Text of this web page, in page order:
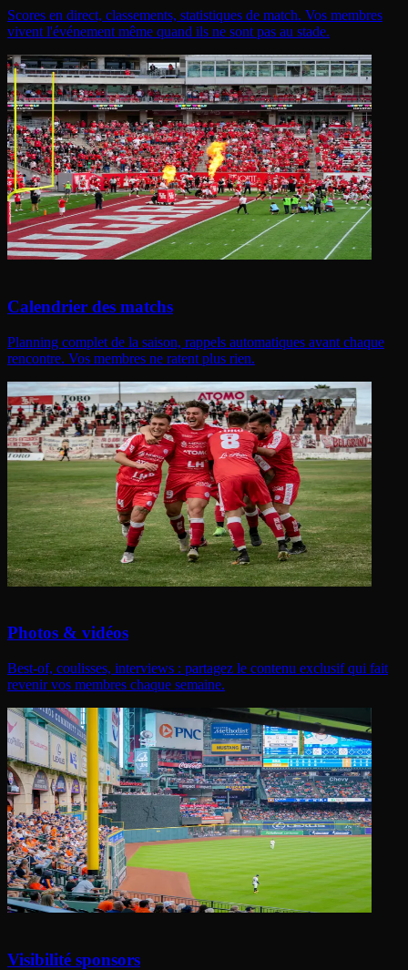
Scores en direct, classements, statistiques de match. Vos membres
vivent l'événement même quand ils ne sont pas au stade.
Calendrier des matchs
Planning complet de la saison, rappels automatiques avant chaque
rencontre. Vos membres ne ratent plus rien.
Photos & vidéos
Best-of, coulisses, interviews : partagez le contenu exclusif qui fait
revenir vos membres chaque semaine.
Visibilité sponsors